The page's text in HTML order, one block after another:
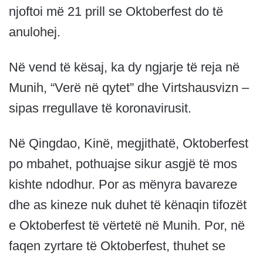
njoftoi më 21 prill se Oktoberfest do të
anulohej.
Në vend të kësaj, ka dy ngjarje të reja në
Munih, “Verë në qytet” dhe Virtshausvizn –
sipas rregullave të koronavirusit.
Në Qingdao, Kinë, megjithatë, Oktoberfest
po mbahet, pothuajse sikur asgjë të mos
kishte ndodhur. Por as mënyra bavareze
dhe as kineze nuk duhet të kënaqin tifozët
e Oktoberfest të vërtetë në Munih. Por, në
faqen zyrtare të Oktoberfest, thuhet se